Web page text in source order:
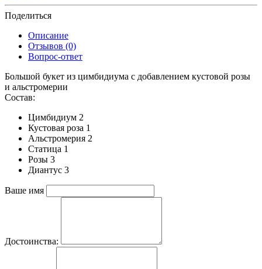
Поделиться
Описание
Отзывов (0)
Вопрос-ответ
Большой букет из цимбидиума c добавлением кустовой розы
и альстромерии
Состав:
Цимбидиум 2
Кустовая роза 1
Альстромерия 2
Статица 1
Розы 3
Диантус 3
Ваше имя
Достоинства: